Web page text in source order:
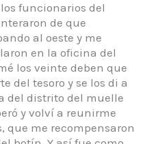
funcionarios del
de que
al oeste y me
en la oficina del
los veinte deben que
del tesoro y se los di a
del distrito del muelle
y volví a reunirme
que me recompensaron